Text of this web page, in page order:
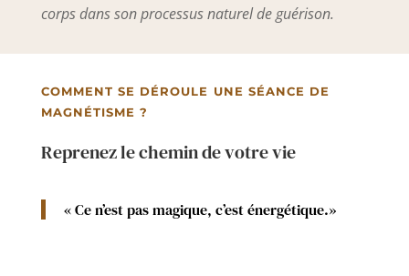
corps dans son processus naturel de guérison.
COMMENT SE DÉROULE UNE SÉANCE DE
MAGNÉTISME ?
Reprenez le chemin de votre vie
« Ce n’est pas magique, c’est énergétique.»